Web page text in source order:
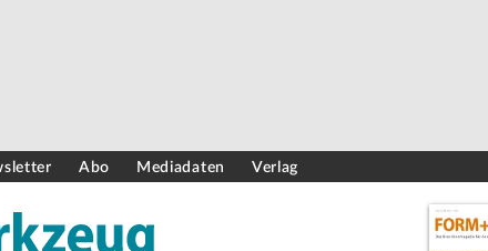
Abo Mediadaten Verlag